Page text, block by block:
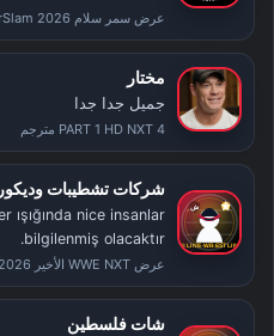
عرض سمر سلام SummerSlam 2026 الليلة الأولى كامل مترجم
مختار
جميل جدا جدا
PART 1 HD NXT 4 مترجم
شركات تشطيبات وديكور
ışığında nice insanlar
bilgilenmiş olacaktır.
عرض WWE NXT الأخير 4/8/2026 كامل مترجم
شات فلسطين